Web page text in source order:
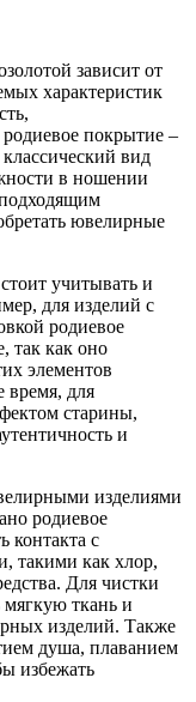
зависит от
характеристик
покрытие –
вид
в ношении
ювелирные
учитывать и
для изделий с
родиевое
так как оно
элементов
время, для
старины,
и
изделиями
родиевое
контакта с
такими как хлор,
Для чистки
мягкую ткань и
изделий. Также
душа, плаванием
избежать